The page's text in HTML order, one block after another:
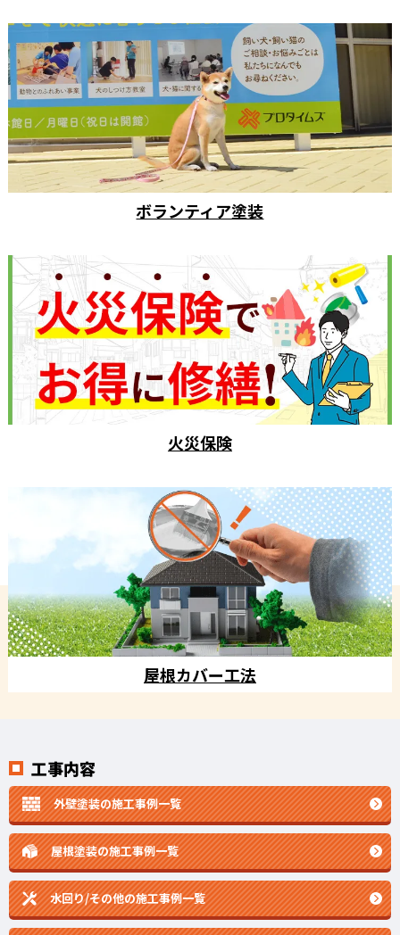
ボランティア塗装
火災保険
屋根カバー工法
工事内容
外壁塗装の施工事例一覧
屋根塗装の施工事例一覧
水回り/その他の施工事例一覧